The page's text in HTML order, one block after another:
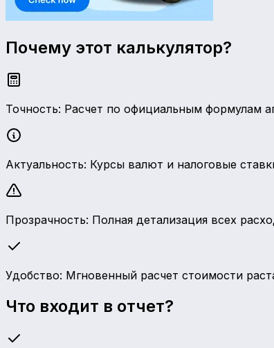
Почему этот калькулятор?
Точность: Расчет по официальным формулам
Актуальность: Курсы валют и налоговые
Прозрачность: Полная детализация всех
Удобство: Мгновенный расчет стоимости
Что входит в отчет?